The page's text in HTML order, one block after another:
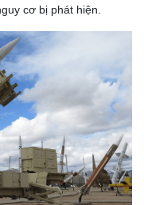
cơ bị phát hiện.